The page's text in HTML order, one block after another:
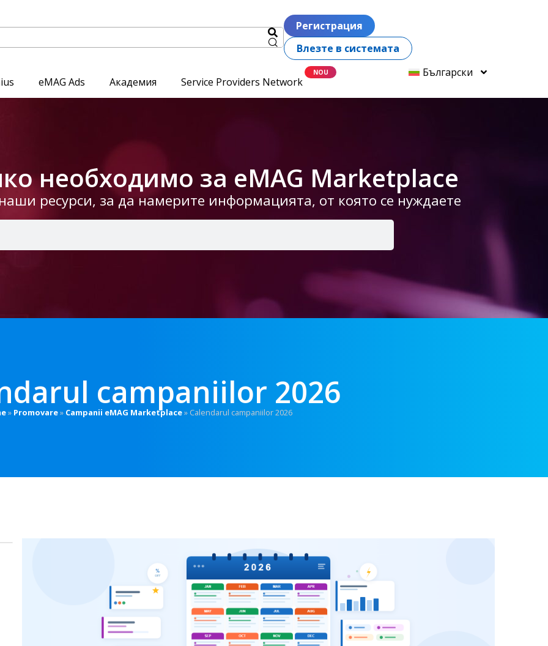
Регистрация
Влезте в системата
eMAG Ads Академия Service Providers Network
Български
необходимо за eMAG Marketplace
ресурси, за да намерите информацията, от която се нуждаете
campaniilor 2026
» Promovare» Campanii eMAG Marketplace» Calendarul campaniilor 2026